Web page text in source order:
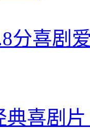
分喜剧
典喜剧